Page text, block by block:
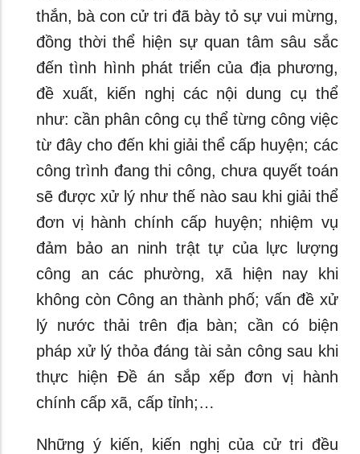
thắn, bà con cử tri đã bày tỏ sự vui mừng,
đồng thời thể hiện sự quan tâm sâu sắc
đến tình hình phát triển của địa phương,
đề xuất, kiến nghị các nội dung cụ thể
như: cần phân công cụ thể từng công việc
từ đây cho đến khi giải thể cấp huyện; các
công trình đang thi công, chưa quyết toán
sẽ được xử lý như thế nào sau khi giải thể
đơn vị hành chính cấp huyện; nhiệm vụ
đảm bảo an ninh trật tự của lực lượng
công an các phường, xã hiện nay khi
không còn Công an thành phố; vấn đề xử
lý nước thải trên địa bàn; cần có biện
pháp xử lý thỏa đáng tài sản công sau khi
thực hiện Đề án sắp xếp đơn vị hành
chính cấp xã, cấp tỉnh;…
Những ý kiến, kiến nghị của cử tri đều